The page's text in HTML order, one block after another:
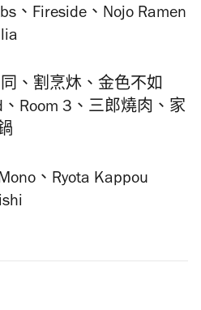
、Fireside、 Nojo Ramen
、 割烹炑、金色不如
、Room 3、三郎燒肉、家
、Ryota Kappou